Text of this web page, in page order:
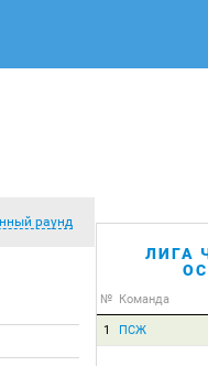
раунд
ЛИГА
№ Команда
1 ПСЖ